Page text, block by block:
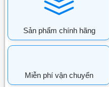
Sản phẩm chính hãng
Miễn phí vận chuyển